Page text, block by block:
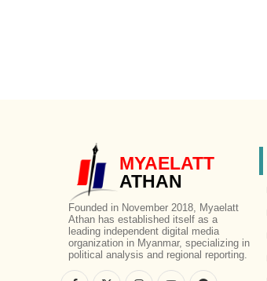
MYAELATT
ATHAN
Founded in November 2018, Myaelatt
Athan has established itself as a
leading independent digital media
organization in Myanmar, specializing in
political analysis and regional reporting.